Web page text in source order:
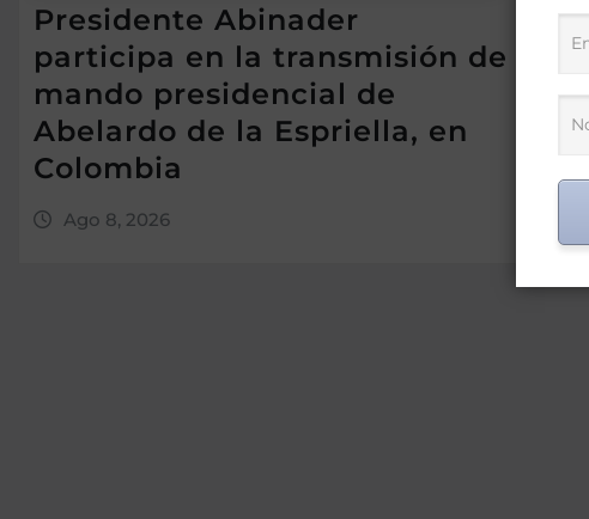
Presidente Abinader
participa en la transmisión de
mando presidencial de
Abelardo de la Espriella, en
Colombia
Ago 8, 2026